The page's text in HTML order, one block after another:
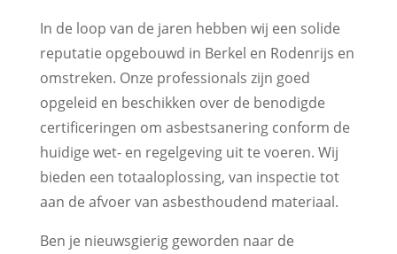
In de loop van de jaren hebben wij een solide
reputatie opgebouwd in Berkel en Rodenrijs en
omstreken. Onze professionals zijn goed
opgeleid en beschikken over de benodigde
certificeringen om asbestsanering conform de
huidige wet- en regelgeving uit te voeren. Wij
bieden een totaaloplossing, van inspectie tot
aan de afvoer van asbesthoudend materiaal.
Ben je nieuwsgierig geworden naar de